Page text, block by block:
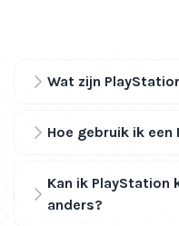
Wat zijn
Hoe gebruik ik
Kan ik PlayStation
anders?